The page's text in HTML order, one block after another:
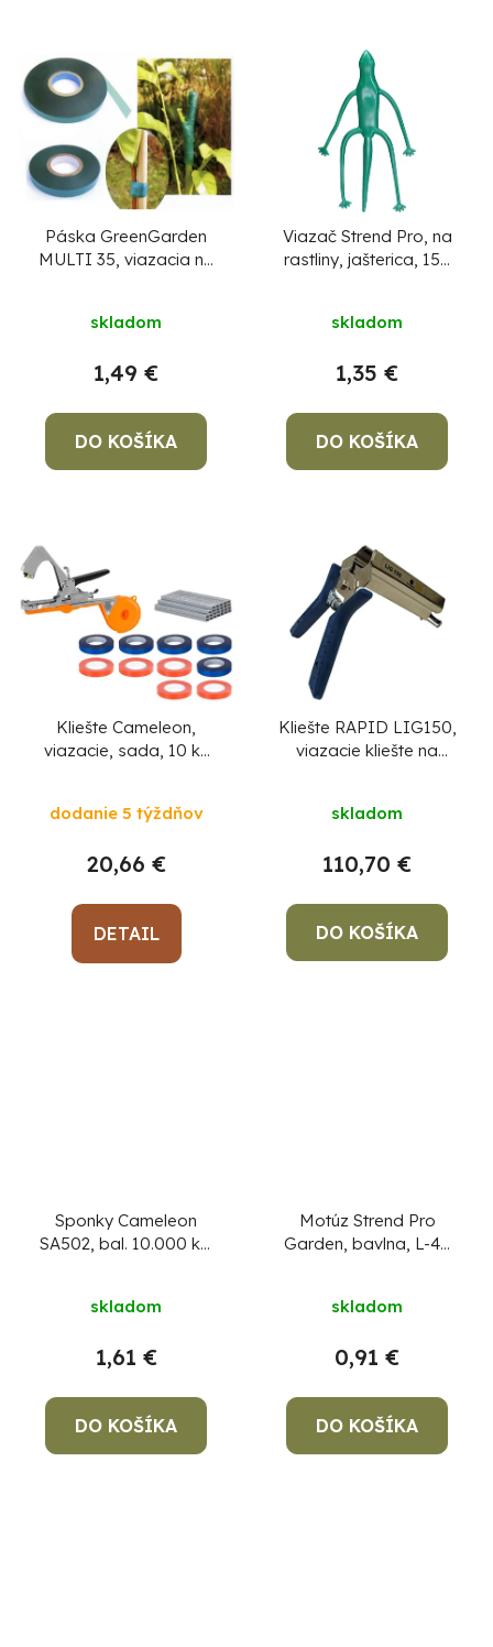
Páska GreenGarden
MULTI 35, viazacia na
skladom
1,49 €
DO KOŠÍKA
Viazač Strend Pro, na
rastliny, jašterica, 150
skladom
1,35 €
DO KOŠÍKA
Kliešte Cameleon,
viazacie, sada, 10 ks
dodanie 5 týždňov
20,66 €
DETAIL
Kliešte RAPID LIG150,
viazacie kliešte na
výhonky, záhradné
skladom
110,70 €
DO KOŠÍKA
Sponky Cameleon
SA502, bal. 10.000 ks,
skladom
1,61 €
DO KOŠÍKA
Motúz Strend Pro
Garden, bavlna, L-45
skladom
0,91 €
DO KOŠÍKA